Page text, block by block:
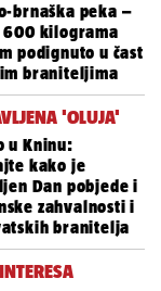
brnaška peka –
600 kilograma
podignuto u čast
braniteljima
'OLUJA'
u Kninu:
kako je
Dan pobjede i
zahvalnosti i
branitelja